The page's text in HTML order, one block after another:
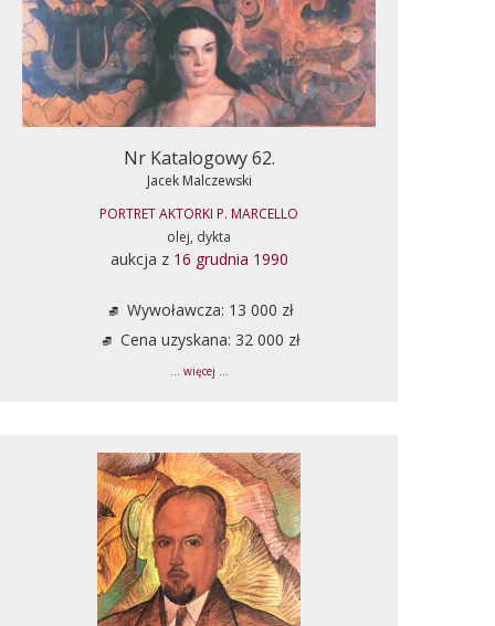
Nr Katalogowy 62.
Jacek Malczewski
PORTRET AKTORKI P. MARCELLO
olej, dykta
aukcja z 16 grudnia 1990
Wywoławcza: 13 000 zł
Cena uzyskana: 32 000 zł
... więcej ...